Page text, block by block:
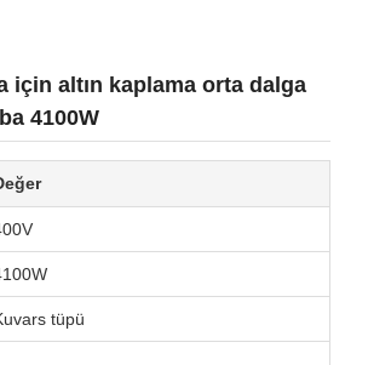
için altın kaplama orta dalga
4100W
tüpü